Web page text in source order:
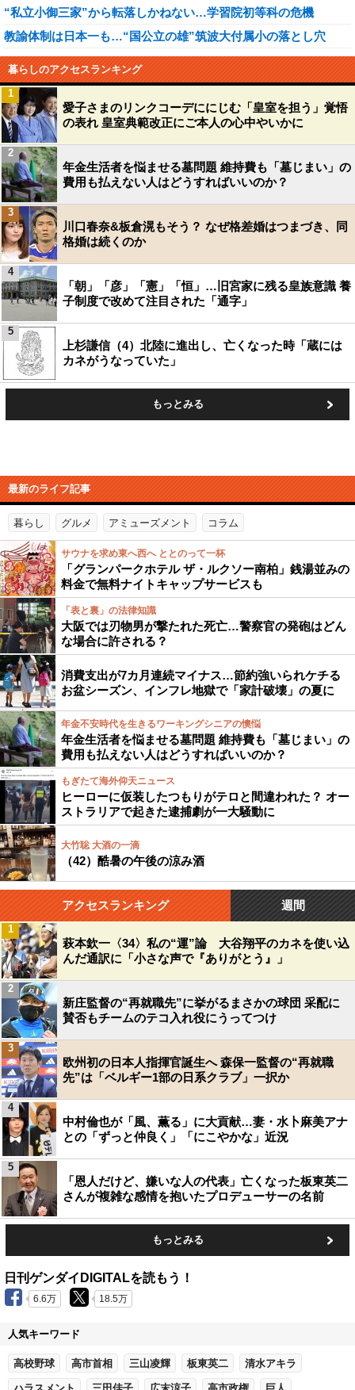
“私立小御三家”から転落しかねない…学習院初等科の危機
教諭体制は日本一も…“国公立の雄”筑波大付属小の落とし穴
暮らしのアクセスランキング
愛子さまのリンクコーデににじむ「皇室を担う」覚悟
の表れ 皇室典範改正にご本人の心中やいかに
1
年金生活者を悩ませる墓問題 維持費も「墓じまい」の
費用も払えない人はどうすればいいのか？
2
川口春奈&板倉滉もそう？ なぜ格差婚はつまづき、同
格婚は続くのか
3
「朝」「彦」「憲」「恒」…旧宮家に残る皇族意識 養
子制度で改めて注目された「通字」
4
上杉謙信（4）北陸に進出し、亡くなった時「蔵には
カネがうなっていた」
5
もっとみる
最新のライフ記事
暮らし グルメ アミューズメント コラム
サウナを求め東へ西へ ととのって一杯
「グランパークホテル ザ・ルクソー南柏」銭湯並みの
料金で無料ナイトキャップサービスも
「表と裏」の法律知識
大阪では刃物男が撃たれた死亡…警察官の発砲はどん
な場合に許される？
消費支出が7カ月連続マイナス…節約強いられケチる
お盆シーズン、インフレ地獄で「家計破壊」の夏に
年金不安時代を生きるワーキングシニアの懊悩
年金生活者を悩ませる墓問題 維持費も「墓じまい」の
費用も払えない人はどうすればいいのか？
もぎたて海外仰天ニュース
ヒーローに仮装したつもりがテロと間違われた？ オー
ストラリアで起きた逮捕劇が一大騒動に
大竹聡 大酒の一滴
（42）酷暑の午後の涼み酒
アクセスランキング 週間
萩本欽一〈34〉私の“運”論 大谷翔平のカネを使い込
んだ通訳に「小さな声で『ありがとう』」
1
新庄監督の“再就職先”に挙がるまさかの球団 采配に
賛否もチームのテコ入れ役にうってつけ
2
欧州初の日本人指揮官誕生へ 森保一監督の“再就職
先”は「ベルギー1部の日系クラブ」一択か
3
中村倫也が「風、薫る」に大貢献…妻・水卜麻美アナ
との「ずっと仲良く」「にこやかな」近況
4
「恩人だけど、嫌いな人の代表」亡くなった板東英二
さんが複雑な感情を抱いたプロデューサーの名前
5
もっとみる
日刊ゲンダイDIGITALを読もう！
6.6万 18.5万
人気キーワード
高校野球 高市首相 三山凌輝 板東英二 清水アキラ